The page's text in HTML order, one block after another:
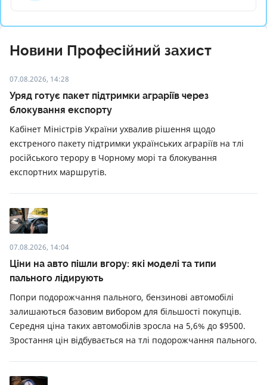
Новини Професійний захист
07.08.2026, 14:28
Уряд готує пакет підтримки аграріїв через
блокування експорту
Кабінет Міністрів України ухвалив рішення щодо
екстреного пакету підтримки українських аграріїв на тлі
російського терору в Чорному морі та блокування
експортних маршрутів.
07.08.2026, 14:04
Ціни на авто пішли вгору: які моделі та типи
пального лідирують
Попри подорожчання пального, бензинові автомобілі
залишаються базовим вибором для більшості покупців.
Середня ціна таких автомобілів зросла на 5,6% до $9500.
Зростання цін відбувається на тлі подорожчання пального.